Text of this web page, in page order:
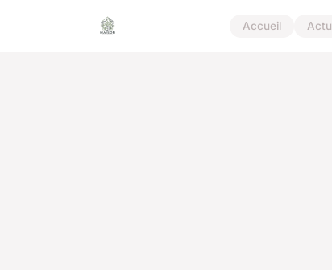
Accueil Actu